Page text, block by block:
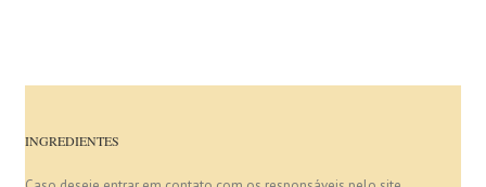
INGREDIENTES